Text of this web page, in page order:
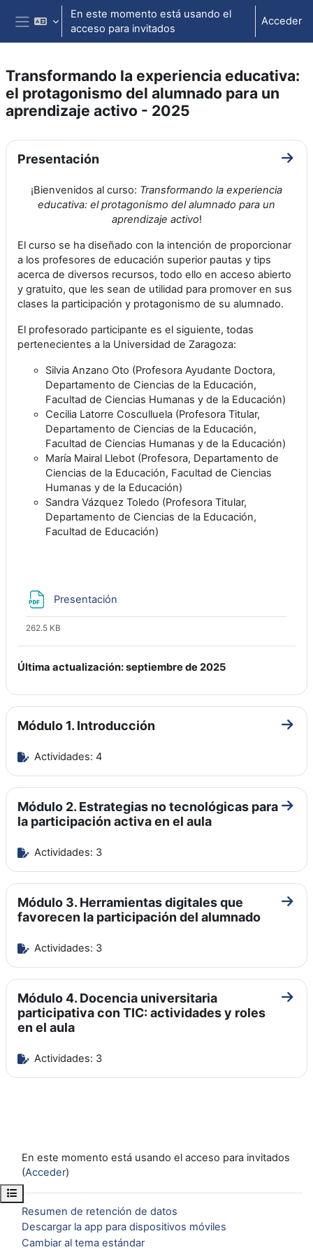
Salta al contenido principal
Panel lateral
En este momento está usando el
acceso para invitados
Acceder
Abrir índice del curso
Transformando la experiencia educativa:
el protagonismo del alumnado para un
aprendizaje activo - 2025
Perfilado de sección
Presentación
Ir a
¡Bienvenidos al curso: Transformando la experiencia
educativa: el protagonismo del alumnado para un
aprendizaje activo!
El curso se ha diseñado con la intención de proporcionar
a los profesores de educación superior pautas y tips
acerca de diversos recursos, todo ello en acceso abierto
y gratuito, que les sean de utilidad para promover en sus
clases la participación y protagonismo de su alumnado.
El profesorado participante es el siguiente, todas
pertenecientes a la Universidad de Zaragoza:
Silvia Anzano Oto (Profesora Ayudante Doctora,
Departamento de Ciencias de la Educación,
Facultad de Ciencias Humanas y de la Educación)
Cecilia Latorre Cosculluela (Profesora Titular,
Departamento de Ciencias de la Educación,
Facultad de Ciencias Humanas y de la Educación)
María Mairal Llebot (Profesora, Departamento de
Ciencias de la Educación, Facultad de Ciencias
Humanas y de la Educación)
Sandra Vázquez Toledo (Profesora Titular,
Departamento de Ciencias de la Educación,
Facultad de Educación)
Presentación
262.5 KB
Última actualización: septiembre de 2025
Módulo 1. Introducción
Ir a
Actividades: 4
Módulo 2. Estrategias no tecnológicas para
la participación activa en el aula
Ir a
Actividades: 3
Módulo 3. Herramientas digitales que
favorecen la participación del alumnado
Ir a
Actividades: 3
Módulo 4. Docencia universitaria
participativa con TIC: actividades y roles
en el aula
Ir a
Actividades: 3
En este momento está usando el acceso para invitados
(Acceder)
Resumen de retención de datos
Descargar la app para dispositivos móviles
Cambiar al tema estándar